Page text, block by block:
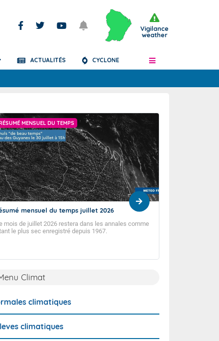
Articles
Vigilance
weather
ACTUALITÉS CYCLONE
MENSUEL DU TEMPS
mensuel du temps juillet 2026
mois de juillet 2026 restera dans les annales comme
le plus sec enregistré depuis 1967.
Climat
climatiques
climatiques